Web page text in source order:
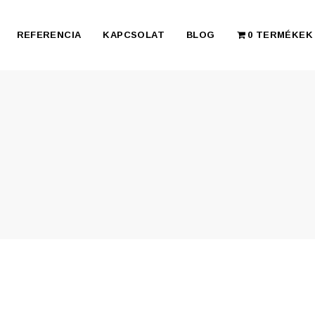
REFERENCIA KAPCSOLAT BLOG 0 TERMÉKEK